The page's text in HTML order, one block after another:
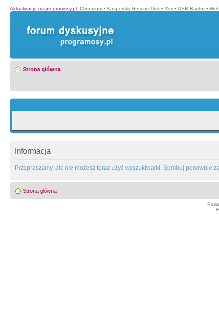
Aktualizacje na programosy.pl: Chromium • Kaspersky Rescue Disk • Vim • USB Raptor •
Strona główna
Informacja
Przepraszamy, ale nie możesz teraz użyć wyszukiwarki. Spróbuj ponownie
Strona główna